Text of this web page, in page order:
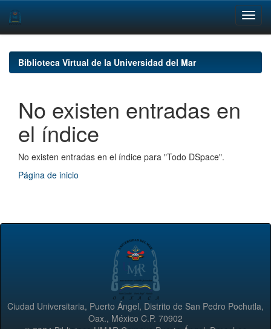
navigationBiblioteca Virtual de la Universidad del Mar
No existen entradas en
el índice
No existen entradas en el índice para "Todo DSpace".
Página de inicio
Ciudad Universitaria, Puerto Ángel, Distrito de San Pedro Pochutla,
Oax., México C.P. 70902